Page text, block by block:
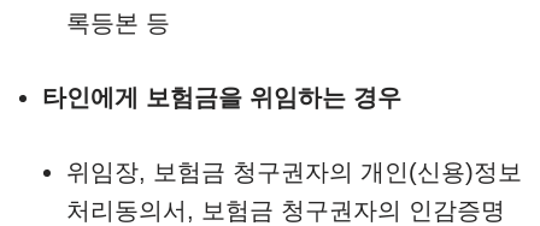
록등본 등
타인에게 보험금을 위임하는 경우
위임장, 보험금 청구권자의 개인(신용)정보
처리동의서, 보험금 청구권자의 인감증명